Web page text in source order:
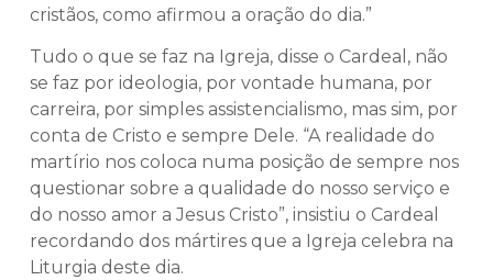
cristãos, como afirmou a oração do dia.”
Tudo o que se faz na Igreja, disse o Cardeal, não
se faz por ideologia, por vontade humana, por
carreira, por simples assistencialismo, mas sim, por
conta de Cristo e sempre Dele. “A realidade do
martírio nos coloca numa posição de sempre nos
questionar sobre a qualidade do nosso serviço e
do nosso amor a Jesus Cristo”, insistiu o Cardeal
recordando dos mártires que a Igreja celebra na
Liturgia deste dia.